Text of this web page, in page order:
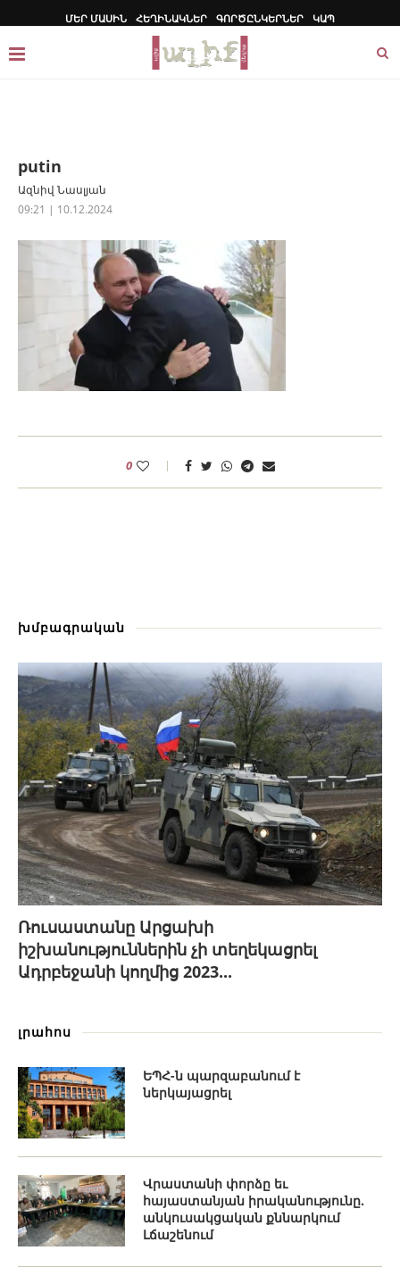
ՄԵՐ ՄԱՍԻՆ ՀԵՂԻՆԱԿՆԵՐ ԳՈՐԾԸՆԿԵՐՆԵՐ ԿԱՊ
putin
Ազնիվ Նասլյան
09:21 | 10.12.2024
0
խմբագրական
Ռուսաստանը Արցախի
իշխանություններին չի տեղեկացրել
Ադրբեջանի կողմից 2023...
լրահոս
ԵՊՀ-ն պարզաբանում է
ներկայացրել
Վրաստանի փորձը եւ
հայաստանյան իրականությունը.
անկուսակցական քննարկում
Լճաշենում